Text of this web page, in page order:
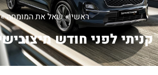
ראשי»שאל את המומחה»